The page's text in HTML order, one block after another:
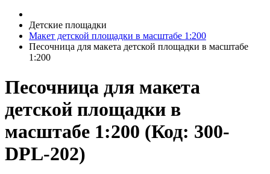
Детские площадки
Макет детской площадки в масштабе 1:200
Песочница для макета детской площадки в масштабе
1:200
Песочница для макета
детской площадки в
масштабе 1:200 (Код: 300-
DPL-202)